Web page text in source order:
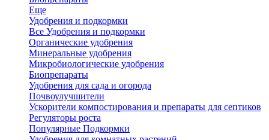
Еще
Удобрения и подкормки
Все Удобрения и подкормки
Органические удобрения
Минеральные удобрения
Микробиологические удобрения
Биопрепараты
Удобрения для сада и огорода
Почвоулучшители
Ускорители компостирования и препараты для септиков
Регуляторы роста
Популярные Подкормки